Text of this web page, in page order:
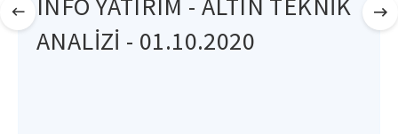
ANALİZİ - 01.10.2020